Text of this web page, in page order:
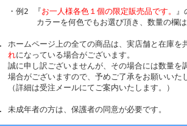
・例2 『お一人様各色１個の限定販売品です。 』
カラーを何色でもお選び頂き、数量の欄は
ホームページ上の全ての商品は、実店舗と在庫
れになっている場合がございます。
誠に申し訳ございませんが、その場合には数量
場合がございますので、予めご了承をお願いいた
（詳細は受注メールにてご案内いたします。）
未成年者の方は、保護者の同意が必要です。